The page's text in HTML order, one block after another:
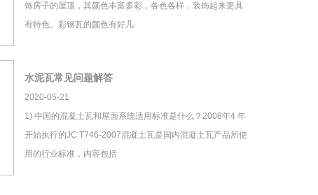
饰房子的屋顶，其颜色丰富多彩，各色各样，装饰起来更具
有特色。彩钢瓦的颜色有好几
水泥瓦常见问题解答
2020-05-21
1) 中国的混凝土瓦和屋面系统适用标准是什么？2008年4 年
开始执行的JC T746-2007混凝土瓦是国内混凝土瓦产品所使
用的行业标准，内容包括